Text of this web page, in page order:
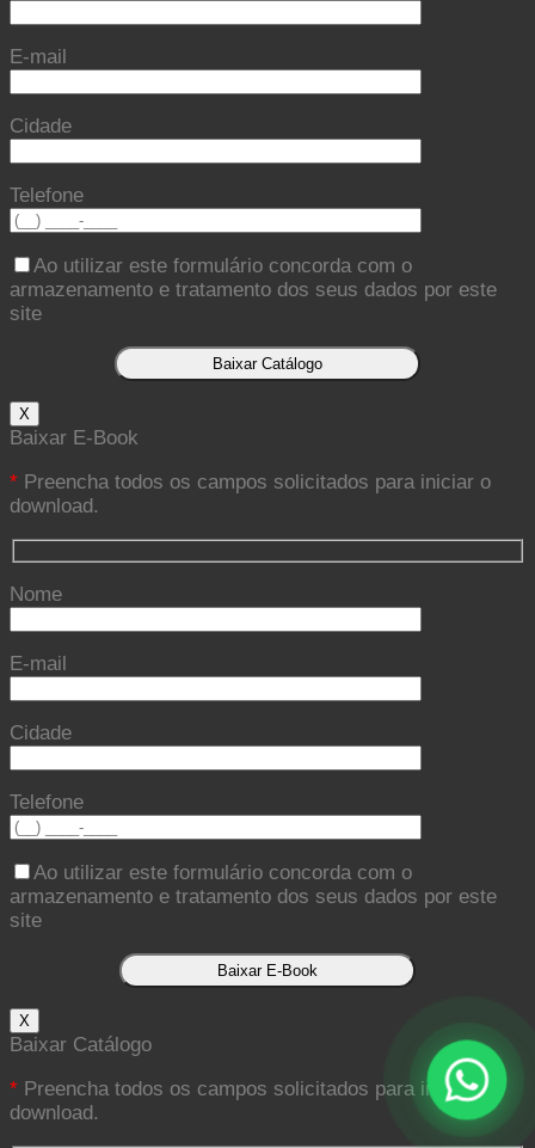
E-mail
Cidade
Telefone
Ao utilizar este formulário concorda com o
armazenamento e tratamento dos seus dados por este
site
X
Baixar E-Book
* Preencha todos os campos solicitados para iniciar o
download.
Nome
E-mail
Cidade
Telefone
Ao utilizar este formulário concorda com o
armazenamento e tratamento dos seus dados por este
site
X
Baixar Catálogo
* Preencha todos os campos solicitados para iniciar o
download.